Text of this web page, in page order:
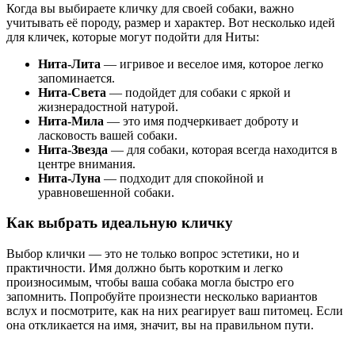
Когда вы выбираете кличку для своей собаки, важно
учитывать её породу, размер и характер. Вот несколько идей
для кличек, которые могут подойти для Ниты:
Нита-Лита — игривое и веселое имя, которое легко
запоминается.
Нита-Света — подойдет для собаки с яркой и
жизнерадостной натурой.
Нита-Мила — это имя подчеркивает доброту и
ласковость вашей собаки.
Нита-Звезда — для собаки, которая всегда находится в
центре внимания.
Нита-Луна — подходит для спокойной и
уравновешенной собаки.
Как выбрать идеальную кличку
Выбор клички — это не только вопрос эстетики, но и
практичности. Имя должно быть коротким и легко
произносимым, чтобы ваша собака могла быстро его
запомнить. Попробуйте произнести несколько вариантов
вслух и посмотрите, как на них реагирует ваш питомец. Если
она откликается на имя, значит, вы на правильном пути.